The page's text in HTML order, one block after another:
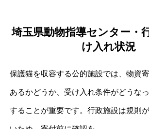
埼玉県動物指導センター・
け入れ状況
保護猫を収容する公的施設では、物資
あるかどうか、受け入れ条件がどうな
することが重要です。行政施設は規則